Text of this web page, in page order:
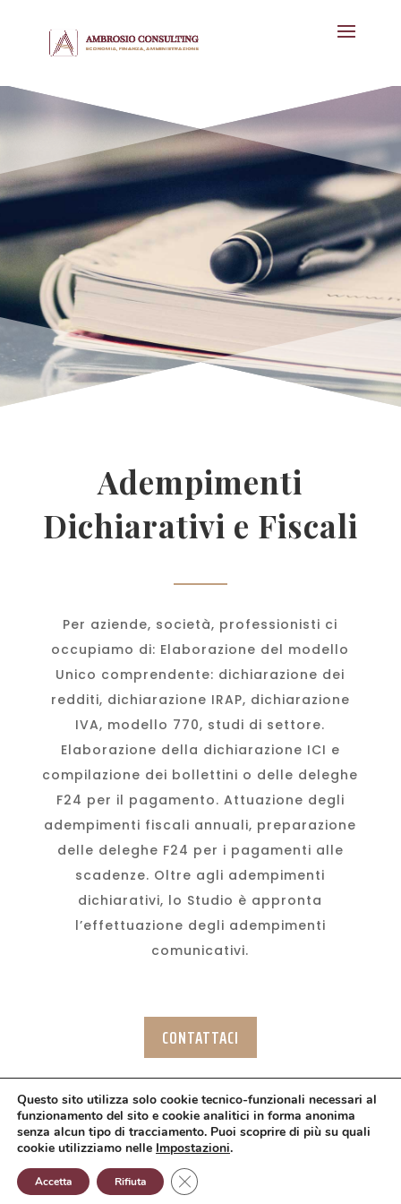
Adempimenti
Dichiarativi e Fiscali
Per aziende, società, professionisti ci
occupiamo di: Elaborazione del modello
Unico comprendente: dichiarazione dei
redditi, dichiarazione IRAP, dichiarazione
IVA, modello 770, studi di settore.
Elaborazione della dichiarazione ICI e
compilazione dei bollettini o delle deleghe
F24 per il pagamento. Attuazione degli
adempimenti fiscali annuali, preparazione
delle deleghe F24 per i pagamenti alle
scadenze. Oltre agli adempimenti
dichiarativi, lo Studio è appronta
l’effettuazione degli adempimenti
comunicativi.
CONTATTACI
© Ambrosio Alessandro - P.I. 02400320905 | Web
ProjectPramaWeb
Privacy Policy-
Questo sito utilizza solo cookie tecnico-funzionali necessari al
funzionamento del sito e cookie analitici in forma anonima
senza alcun tipo di tracciamento. Puoi scoprire di più su quali
cookie utilizziamo nelle Impostazioni.
Accetta Rifiuta Close GDPR Cookie Banner